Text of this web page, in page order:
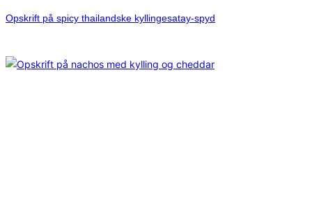
Opskrift på spicy thailandske kyllingesatay-spyd